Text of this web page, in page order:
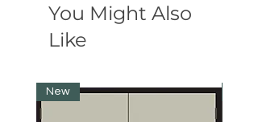
You Might Also
Like
New